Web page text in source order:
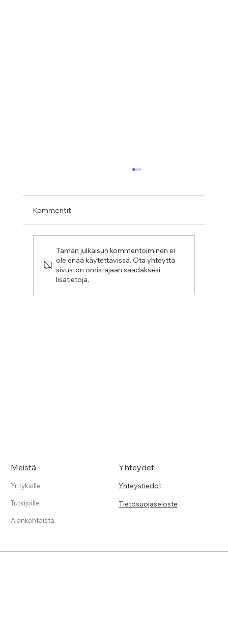
Kommentit
Tämän julkaisun kommentoiminen ei
ole enää käytettävissä. Ota yhteyttä
sivuston omistajaan saadaksesi
lisätietoja.
Meistä
Yrityksille
Tutkijoille
Ajankohtaista
Yhteydet
Yhteystiedot
Tietosuojaseloste